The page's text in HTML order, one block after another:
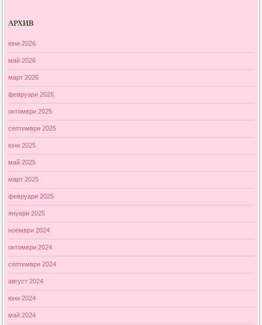
АРХИВ
юни 2026
май 2026
март 2026
февруари 2026
октомври 2025
септември 2025
юни 2025
май 2025
март 2025
февруари 2025
януари 2025
ноември 2024
октомври 2024
септември 2024
август 2024
юни 2024
май 2024